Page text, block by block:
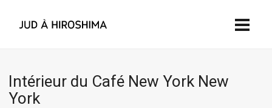
Intérieur du Café New York New
York